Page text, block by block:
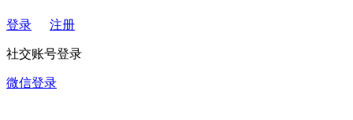
登录 注册
社交账号登录
微信登录